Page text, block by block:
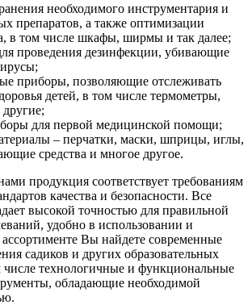
необходимого инструментария и
препаратов, а также оптимизации
в том числе шкафы, ширмы и так далее;
проведения дезинфекции, убивающие
приборы, позволяющие отслеживать
детей, в том числе термометры,
для первой медицинской помощи;
– перчатки, маски, шприцы, иглы,
средства и многое другое.
продукция соответствует требованиям
качества и безопасности. Все
высокой точностью для правильной
удобно в использовании и
Вы найдете современные
садиков и других образовательных
технологичные и функциональные
обладающие необходимой